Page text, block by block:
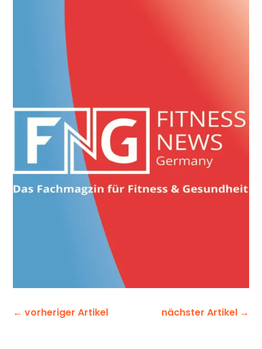
←vorheriger Artikel nächster Artikel→